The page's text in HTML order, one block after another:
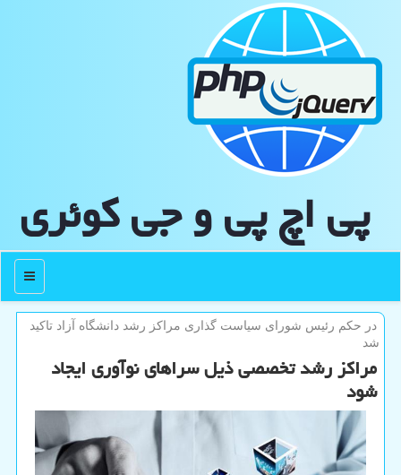
پی اچ پی و جی كوئری
منو
در حكم رئیس شورای سیاست گذاری مراكز رشد دانشگاه آزاد تاكید
شد
مراكز رشد تخصصی ذیل سراهای نوآوری ایجاد
شود